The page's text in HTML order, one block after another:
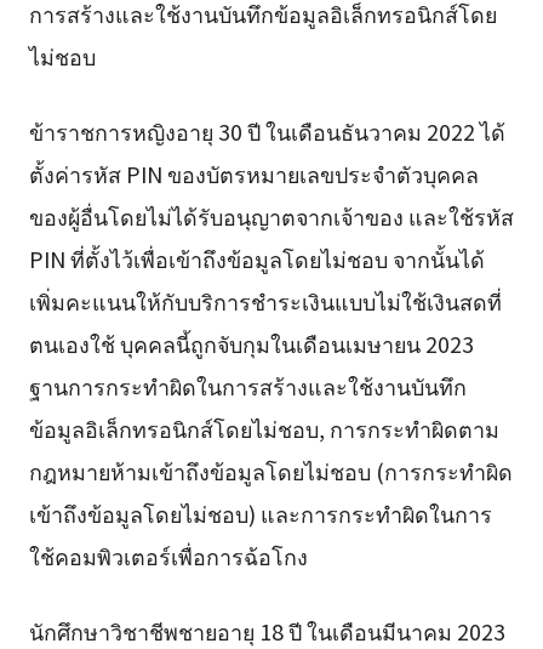
การสร้างและใช้งานบันทึกข้อมูลอิเล็กทรอนิกส์โดย
ไม่ชอบ
ข้าราชการหญิงอายุ 30 ปี ในเดือนธันวาคม 2022 ได้
ตั้งค่ารหัส PIN ของบัตรหมายเลขประจำตัวบุคคล
ของผู้อื่นโดยไม่ได้รับอนุญาตจากเจ้าของ และใช้รหัส
PIN ที่ตั้งไว้เพื่อเข้าถึงข้อมูลโดยไม่ชอบ จากนั้นได้
เพิ่มคะแนนให้กับบริการชำระเงินแบบไม่ใช้เงินสดที่
ตนเองใช้ บุคคลนี้ถูกจับกุมในเดือนเมษายน 2023
ฐานการกระทำผิดในการสร้างและใช้งานบันทึก
ข้อมูลอิเล็กทรอนิกส์โดยไม่ชอบ, การกระทำผิดตาม
กฎหมายห้ามเข้าถึงข้อมูลโดยไม่ชอบ (การกระทำผิด
เข้าถึงข้อมูลโดยไม่ชอบ) และการกระทำผิดในการ
ใช้คอมพิวเตอร์เพื่อการฉ้อโกง
นักศึกษาวิชาชีพชายอายุ 18 ปี ในเดือนมีนาคม 2023